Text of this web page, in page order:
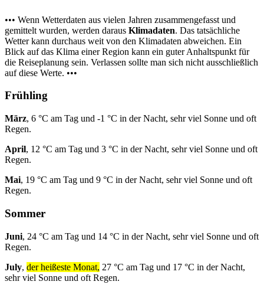
••• Wenn Wetterdaten aus vielen Jahren zusammengefasst und
gemittelt wurden, werden daraus Klimadaten. Das tatsächliche
Wetter kann durchaus weit von den Klimadaten abweichen. Ein
Blick auf das Klima einer Region kann ein guter Anhaltspunkt für
die Reiseplanung sein. Verlassen sollte man sich nicht ausschließlich
auf diese Werte. •••
Frühling
März, 6 °C am Tag und -1 °C in der Nacht, sehr viel Sonne und oft
Regen.
April, 12 °C am Tag und 3 °C in der Nacht, sehr viel Sonne und oft
Regen.
Mai, 19 °C am Tag und 9 °C in der Nacht, sehr viel Sonne und oft
Regen.
Sommer
Juni, 24 °C am Tag und 14 °C in der Nacht, sehr viel Sonne und oft
Regen.
July, der heißeste Monat, 27 °C am Tag und 17 °C in der Nacht,
sehr viel Sonne und oft Regen.